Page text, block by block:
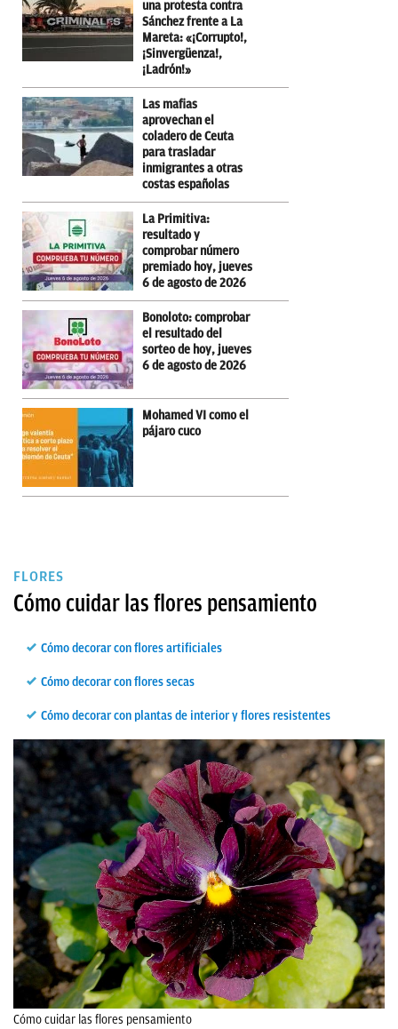
una protesta contra
Sánchez frente a La
Mareta: «¡Corrupto!,
¡Sinvergüenza!,
¡Ladrón!»
Las mafias
aprovechan el
coladero de Ceuta
para trasladar
inmigrantes a otras
costas españolas
La Primitiva:
resultado y
comprobar número
premiado hoy, jueves
6 de agosto de 2026
Bonoloto: comprobar
el resultado del
sorteo de hoy, jueves
6 de agosto de 2026
Mohamed VI como el
pájaro cuco
FLORES
Cómo cuidar las flores pensamiento
Cómo decorar con flores artificiales
Cómo decorar con flores secas
Cómo decorar con plantas de interior y flores resistentes
Cómo cuidar las flores pensamiento